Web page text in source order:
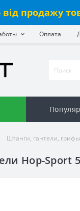
продажу
Оплата
Штанги, гантели, грифы
Hop-Sport